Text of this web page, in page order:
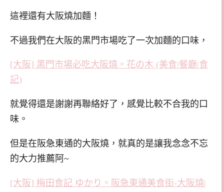
這裡還有大阪燒加麵！
不過我們在大阪的黑門市場吃了一次加麵的口味，
[大阪] 黑門市場必吃大阪燒。花の木 (美食|餐廳|食
記)
就覺得還是謝謝再聯絡好了，感覺比較不合我的口
味。
但是在阪急東通的大阪燒，就真的是讓我念念不忘
的大力推薦阿~
[大阪] 梅田食記 ゆかり。阪急東通美食街-大阪燒|